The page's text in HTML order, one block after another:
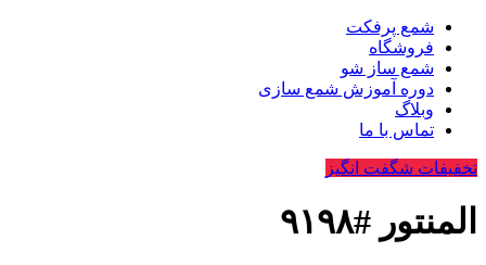
شمع پرفکت
فروشگاه
شمع ساز شو
دوره آموزش شمع سازی
وبلاگ
تماس با ما
تخفیفات شگفت انگیز
المنتور #۹۱۹۸